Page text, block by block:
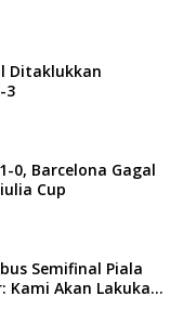
Ditaklukkan
3
0, Barcelona Gagal
Cup
Semifinal Piala
Kami Akan Lakukan